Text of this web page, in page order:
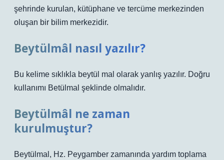
şehrinde kurulan, kütüphane ve tercüme merkezinden
oluşan bir bilim merkezidir.
Beytülmâl nasıl yazılır?
Bu kelime sıklıkla beytül mal olarak yanlış yazılır. Doğru
kullanımı Betülmal şeklinde olmalıdır.
Beytülmâl ne zaman
kurulmuştur?
Beytülmal, Hz. Peygamber zamanında yardım toplama